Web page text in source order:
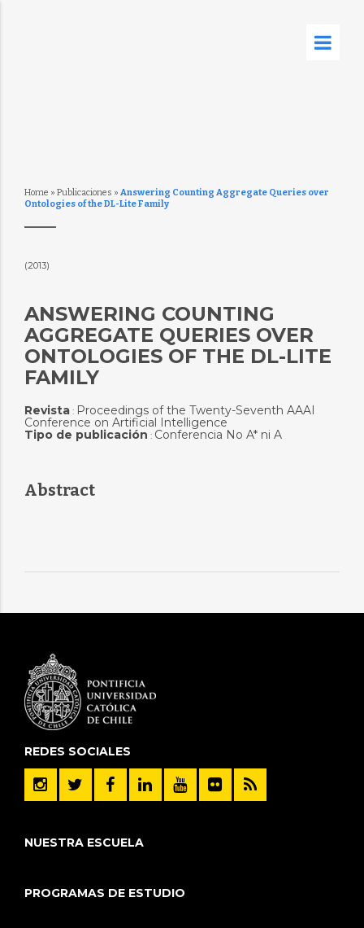
Home » Publicaciones » Answering Counting Aggregate Queries over
Ontologies of the DL-Lite Family
(2013)
ANSWERING COUNTING
AGGREGATE QUERIES OVER
ONTOLOGIES OF THE DL-LITE
FAMILY
Revista: Proceedings of the Twenty-Seventh AAAI
Conference on Artificial Intelligence
Tipo de publicación : Conferencia No A* ni A
Abstract
REDES SOCIALES
NUESTRA ESCUELA
PROGRAMAS DE ESTUDIO